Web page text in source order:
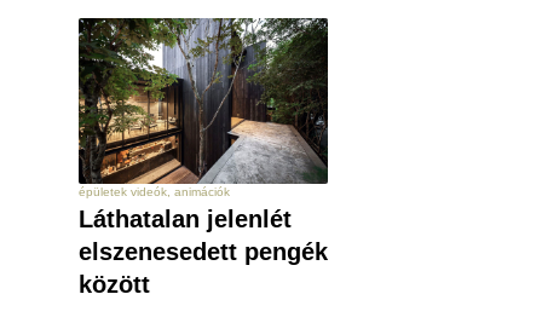
épületek videók, animációk
Láthatalan jelenlét
elszenesedett pengék
között